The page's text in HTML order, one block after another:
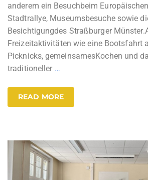
anderem ein Besuchbeim
Stadtrallye, Museumsbesuche sowie
Besichtigungdes Straßburger
Freizeitaktivitäten wie eine Bootsfahrt
Picknicks, gemeinsamesKochen und
traditioneller …
READ MORE